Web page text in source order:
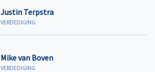
Justin Terpstra
VERDEDIGING
Mike van Boven
VERDEDIGING